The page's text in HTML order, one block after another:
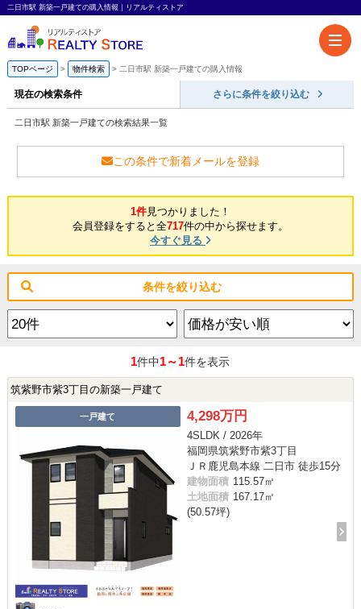
二日市駅 新築一戸建ての購入情報｜リアルティストア
TOPページ 物件検索 二日市駅 新築一戸建ての購入情報
現在の検索条件 さらに条件を絞り込む
二日市駅 新築一戸建ての検索結果一覧
この条件で新着メールを登録
1件見つかりました！
会員登録をすると全717件の中から探せます。
今すぐ見る
条件を絞り込む
1件中1～1件を表示
筑紫野市紫3丁目の新築一戸建て
一戸建て 4,298万円
4SLDK / 2026年
福岡県筑紫野市紫3丁目
ＪＲ鹿児島本線 二日市 徒歩15分
建物面積 115.57㎡
土地面積 167.17㎡
(50.57坪)